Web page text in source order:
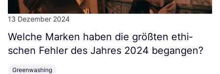
13 Dezember 2024
Wel­che Mar­ken haben die größ­ten ethi­
schen Feh­ler des Jah­res 2024 begangen?
Greenwashing